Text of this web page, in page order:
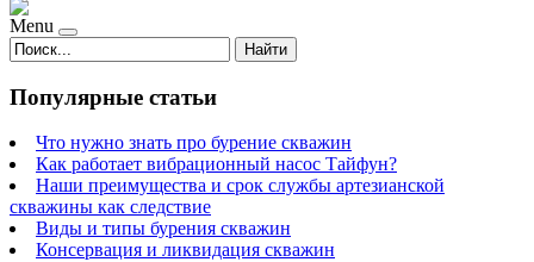
Menu
Найти
Популярные статьи
Что нужно знать про бурение скважин
Как работает вибрационный насос Тайфун?
Наши преимущества и срок службы артезианской
скважины как следствие
Виды и типы бурения скважин
Консервация и ликвидация скважин